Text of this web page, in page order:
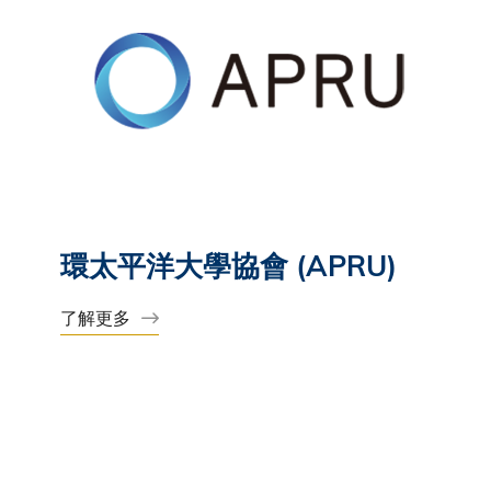
環太平洋大學協會 (APRU)
了解更多